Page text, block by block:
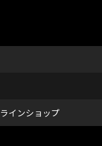
インショップ